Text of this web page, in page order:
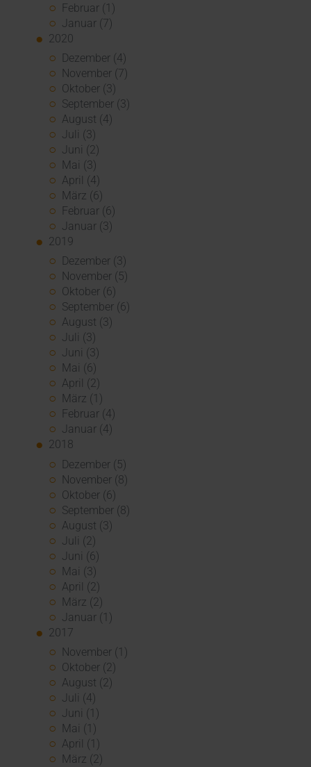
Februar (1)
Januar (7)
2020
Dezember (4)
November (7)
Oktober (3)
September (3)
August (4)
Juli (3)
Juni (2)
Mai (3)
April (4)
März (6)
Februar (6)
Januar (3)
2019
Dezember (3)
November (5)
Oktober (6)
September (6)
August (3)
Juli (3)
Juni (3)
Mai (6)
April (2)
März (1)
Februar (4)
Januar (4)
2018
Dezember (5)
November (8)
Oktober (6)
September (8)
August (3)
Juli (2)
Juni (6)
Mai (3)
April (2)
März (2)
Januar (1)
2017
November (1)
Oktober (2)
August (2)
Juli (4)
Juni (1)
Mai (1)
April (1)
März (2)